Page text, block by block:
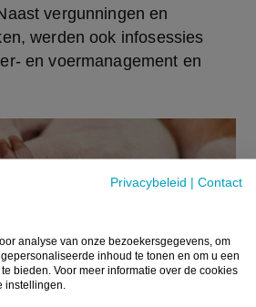
Privacybeleid | Contact
analyse van onze bezoekersgegevens, om
inhoud te tonen en om u een
bieden. Voor meer informatie over de cookies
instellingen.
vergunningen en
werden ook infosessies
en voermanagement en